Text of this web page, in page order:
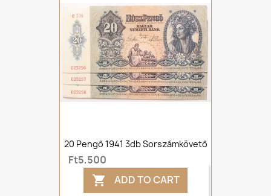
20 Pengő 1941 3db Sorszámkövető
Ft5,500
 ADD TO CART